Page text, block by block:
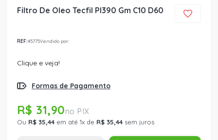
Filtro De Oleo Tecfil Pl390 Gm C10 D60
REF:45775Vendido por:
Clique e veja!
Formas de Pagamento
R$ 31,90
Ou R$ 35,44 em até 1x de R$ 35,44 sem juros